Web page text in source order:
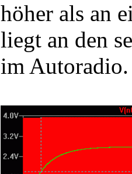
höher als an
liegt an den
im Autoradio.